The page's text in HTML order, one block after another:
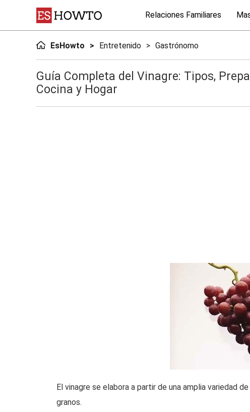
Relaciones Familiares
EsHowto Entretenido Gastrónomo
Guía Completa del Vinagre: Tipos,
Cocina y Hogar
El vinagre se elabora a partir de una amplia variedad
granos.